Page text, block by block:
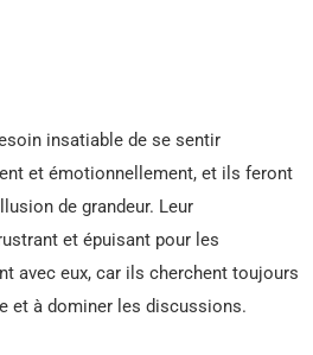
insatiable de se sentir
et émotionnellement, et ils feront
de grandeur. Leur
et épuisant pour les
avec eux, car ils cherchent toujours
et à dominer les discussions.